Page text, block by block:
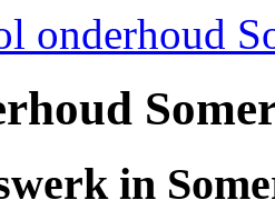
onderhoud
in